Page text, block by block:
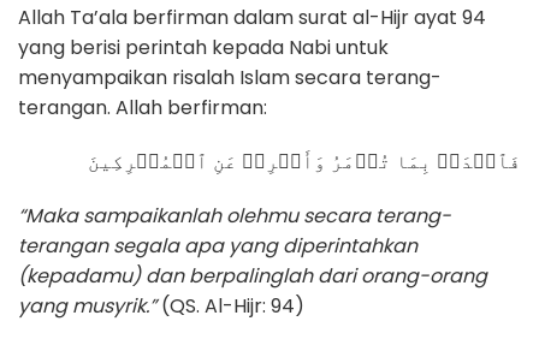
Allah Ta’ala berfirman dalam surat al-Hijr ayat 94
yang berisi perintah kepada Nabi untuk
menyampaikan risalah Islam secara terang-
terangan. Allah berfirman:
فَٱصۡدَعۡ بِمَا تُؤۡمَرُ وَأَعۡرِضۡ عَنِ ٱلۡمُشۡرِكِينَ
“Maka sampaikanlah olehmu secara terang-
terangan segala apa yang diperintahkan
(kepadamu) dan berpalinglah dari orang-orang
yang musyrik.”(QS. Al-Hijr: 94)